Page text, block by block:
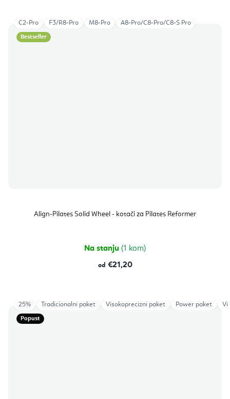
Bestseller
Align-Pilates Solid Wheel - kotači za Pilates Reformer
Na stanju (1 kom)
od €21,20
C2-Pro F3/R8-Pro M8-Pro A8-Pro/C8-Pro/C8-S Pro
Popust
25% Tradicionalni paket Visokoprecizni paket Power paket